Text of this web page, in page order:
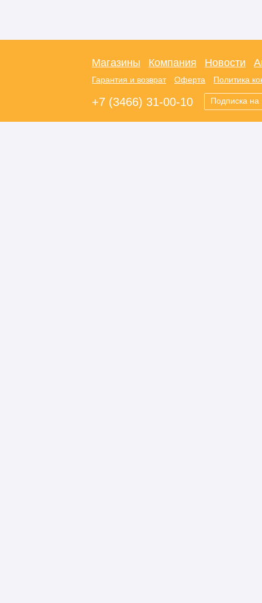
Магазины Компания Новости
Гарантия и возврат Оферта Политика
+7 (3466) 31-00-10 Подписка на